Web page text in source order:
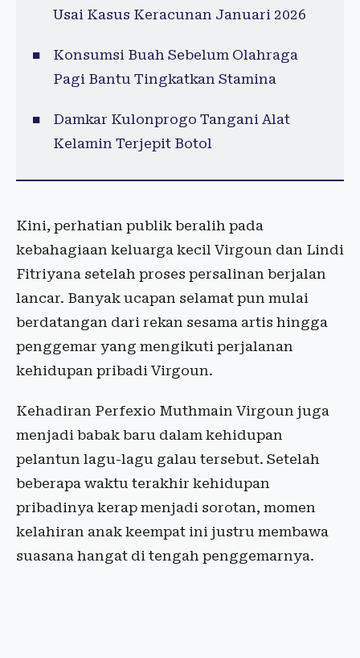
Usai Kasus Keracunan Januari 2026
Konsumsi Buah Sebelum Olahraga
Pagi Bantu Tingkatkan Stamina
Damkar Kulonprogo Tangani Alat
Kelamin Terjepit Botol
Kini, perhatian publik beralih pada
kebahagiaan keluarga kecil Virgoun dan Lindi
Fitriyana setelah proses persalinan berjalan
lancar. Banyak ucapan selamat pun mulai
berdatangan dari rekan sesama artis hingga
penggemar yang mengikuti perjalanan
kehidupan pribadi Virgoun.
Kehadiran Perfexio Muthmain Virgoun juga
menjadi babak baru dalam kehidupan
pelantun lagu-lagu galau tersebut. Setelah
beberapa waktu terakhir kehidupan
pribadinya kerap menjadi sorotan, momen
kelahiran anak keempat ini justru membawa
suasana hangat di tengah penggemarnya.